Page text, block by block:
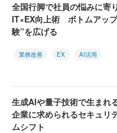
全国行脚で社員の悩みに寄
IT×EX向上術 ボトムアッ
験”を広げる
業務改善 EX AI活用
生成AIや量子技術で生まれ
企業に求められるセキュリ
ムシフト